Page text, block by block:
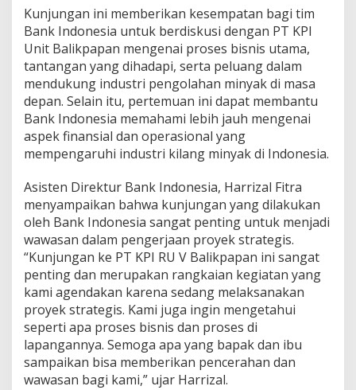
Kunjungan ini memberikan kesempatan bagi tim
Bank Indonesia untuk berdiskusi dengan PT KPI
Unit Balikpapan mengenai proses bisnis utama,
tantangan yang dihadapi, serta peluang dalam
mendukung industri pengolahan minyak di masa
depan. Selain itu, pertemuan ini dapat membantu
Bank Indonesia memahami lebih jauh mengenai
aspek finansial dan operasional yang
mempengaruhi industri kilang minyak di Indonesia.
Asisten Direktur Bank Indonesia, Harrizal Fitra
menyampaikan bahwa kunjungan yang dilakukan
oleh Bank Indonesia sangat penting untuk menjadi
wawasan dalam pengerjaan proyek strategis.
“Kunjungan ke PT KPI RU V Balikpapan ini sangat
penting dan merupakan rangkaian kegiatan yang
kami agendakan karena sedang melaksanakan
proyek strategis. Kami juga ingin mengetahui
seperti apa proses bisnis dan proses di
lapangannya. Semoga apa yang bapak dan ibu
sampaikan bisa memberikan pencerahan dan
wawasan bagi kami,” ujar Harrizal.